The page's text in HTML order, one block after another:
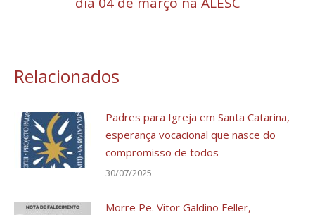
post:
Relacionados
Padres para Igreja em Santa Catarina,
esperança vocacional que nasce do
compromisso de todos
30/07/2025
Morre Pe. Vitor Galdino Feller,